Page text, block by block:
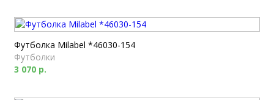
Футболка Milabel *46030-154
Футболки
3 070 р.